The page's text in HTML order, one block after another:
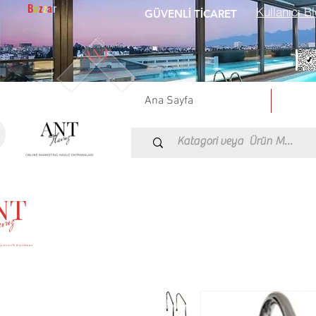
Bazzar GÜVENLİ TİCARET Kullanıcı
Ana Sayfa